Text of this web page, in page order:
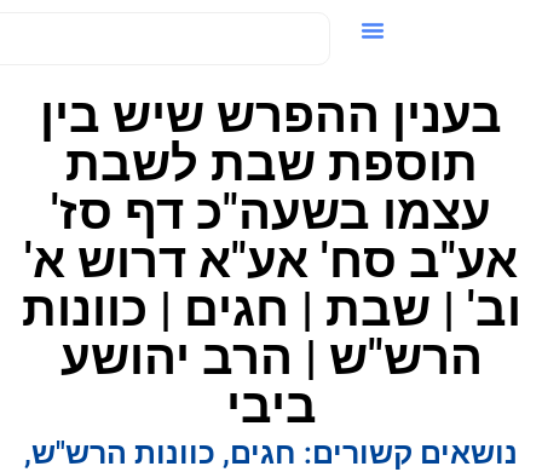
בענין ההפרש שיש בין
תוספת שבת לשבת
עצמו בשעה"כ דף סז'
סח' אע"א דרוש א'
| שבת | חגים | כוונות
הרש"ש | הרב יהושע
ביבי
קשורים: חגים,כוונות הרש"ש,